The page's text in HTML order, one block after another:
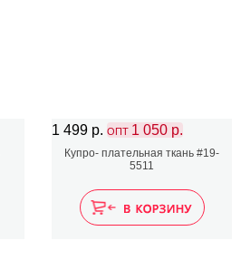
1 499 р. ОПТ 1 050 р.
Купро- плательная ткань #19-
5511